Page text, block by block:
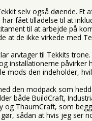
selv også døende.
fået tilladelse til at
til at arbejde på
at de ikke virkede med
arvtager til Tekkits trone.
installationerne påvirker
mods den indeholder,
den modpack som
både BuildCraft,
og ThaumCraft, som
sådan at hvis jeg ser